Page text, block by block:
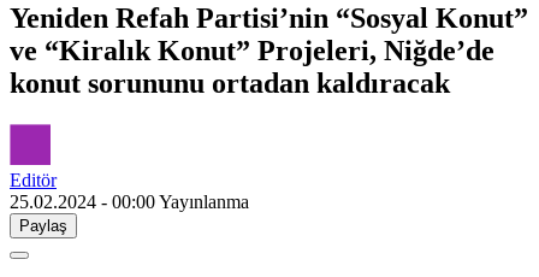
Yeniden Refah Partisi’nin “Sosyal Konut”
ve “Kiralık Konut” Projeleri, Niğde’de
konut sorununu ortadan kaldıracak
Editör
25.02.2024 - 00:00Yayınlanma
Paylaş